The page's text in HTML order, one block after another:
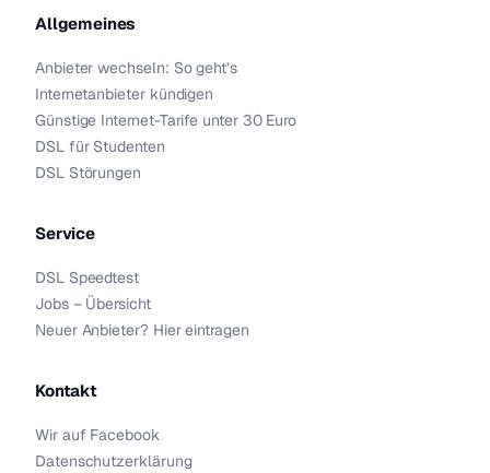
Allgemeines
Anbieter wechseln: So geht’s
Internetanbieter kündigen
Günstige Internet-Tarife unter 30 Euro
DSL für Studenten
DSL Störungen
Service
DSL Speedtest
Jobs – Übersicht
Neuer Anbieter? Hier eintragen
Kontakt
Wir auf Facebook
Datenschutzerklärung